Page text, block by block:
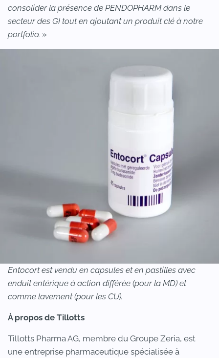
consolider la présence de PENDOPHARM dans le
secteur des GI tout en ajoutant un produit clé à notre
portfolio. »
Entocort est vendu en capsules et en pastilles avec
enduit entérique à action différée (pour la MD) et
comme lavement (pour les CU).
À propos de Tillotts
Tillotts Pharma AG, membre du Groupe Zeria, est
une entreprise pharmaceutique spécialisée à